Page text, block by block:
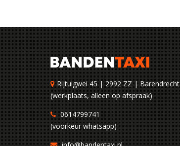
Rijtuigwei 45 | 2992 ZZ | Barendrecht
(werkplaats, alleen op afspraak)
0614799741
(voorkeur whatsapp)